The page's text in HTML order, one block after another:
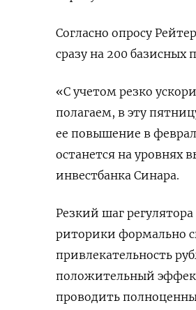
Согласно опросу
сразу на 200
«С учетом резко
полагаем, в эту
ее повышение в
останется на уровнях
инвестбанка Синара.
Резкий шаг
риторики формально
привлекательность
положительный
проводить